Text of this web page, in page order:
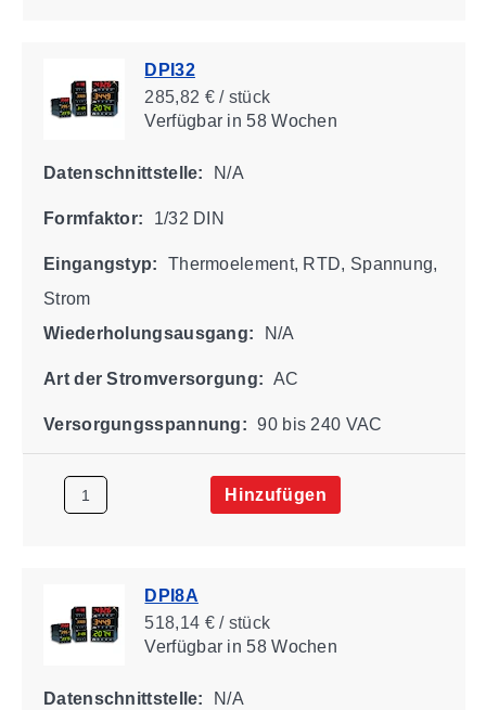
DPI32
285,82 € / stück
Verfügbarin 58 Wochen
Datenschnittstelle: N/A
Formfaktor: 1/32 DIN
Eingangstyp:
Thermoelement, RTD, Spannung,
Strom
Wiederholungsausgang:
N/A
Art der Stromversorgung: AC
Versorgungsspannung: 90 bis 240 VAC
Hinzufügen
DPI8A
518,14 € / stück
Verfügbarin 58 Wochen
Datenschnittstelle: N/A